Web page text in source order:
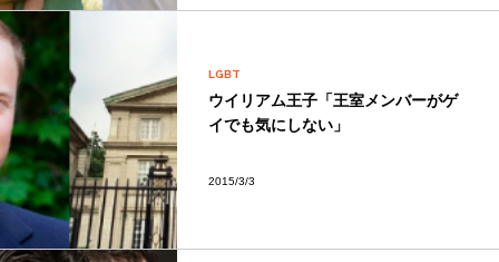
LGBT
ウイリアム王子「王室メンバーがゲ
イでも気にしない」
2015/3/3